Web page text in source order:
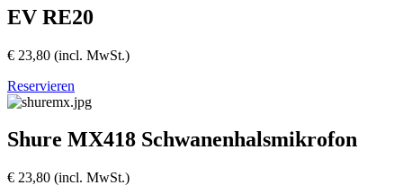
EV RE20
€ 23,80 (incl. MwSt.)
Reservieren
Shure MX418 Schwanenhalsmikrofon
€ 23,80 (incl. MwSt.)